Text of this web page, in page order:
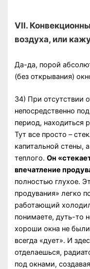
VII.
воздуха, или
Да-да, порой
(без открывания)
34) При отсутствии
непосредственно
период, находиться
Тут все просто –
капитальной стены,
теплого.Он
впечатление
полностью глухое.
продувания» легко
работающий
понимаете, дуть-то
хороши окна не
всегда «дует». И
отделаешься,
под окнами,